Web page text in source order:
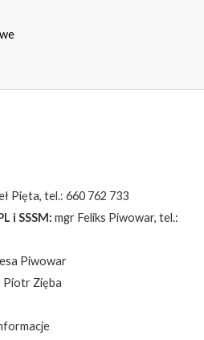
Pięta, tel.: 660 762 733
i SSSM: mgr Feliks Piwowar, tel.:
Piwowar
Piotr Zięba